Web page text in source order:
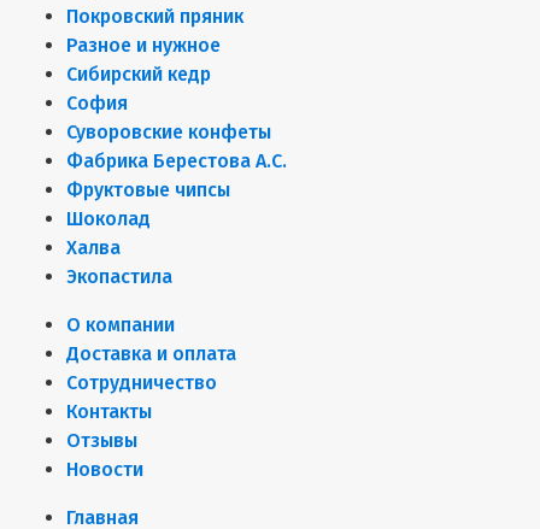
Покровский пряник
Разное и нужное
Сибирский кедр
София
Суворовские конфеты
Фабрика Берестова А.С.
Фруктовые чипсы
Шоколад
Халва
Экопастила
О компании
Доставка и оплата
Сотрудничество
Контакты
Отзывы
Новости
Главная